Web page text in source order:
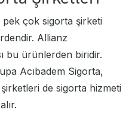
pek çok sigorta şirketi
Allianz
bu ürünlerden biridir.
Acıbadem Sigorta,
de sigorta hizmeti